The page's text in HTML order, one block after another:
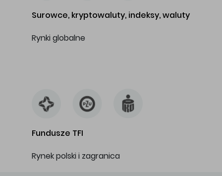
Surowce, kryptowaluty, indeksy, waluty
Rynki globalne
Fundusze TFI
Rynek polski i zagranica